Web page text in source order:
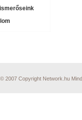
© 2007 Copyright Network.hu